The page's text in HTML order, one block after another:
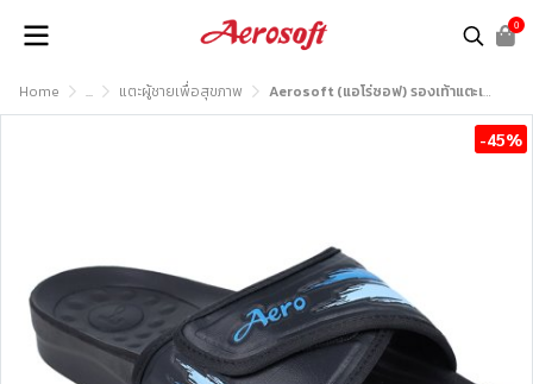
0
Home ... แตะผู้ชายเพื่อสุขภาพ Aerosoft (แอโร่ซอฟ) รองเท้าแตะเพื่อสุขภาพ รุ่น SU5044
-45%